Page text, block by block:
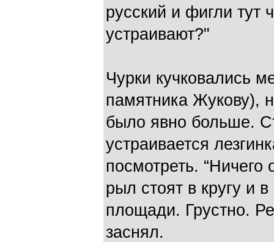
русский и фигли тут
устраивают?"
Чурки кучковались
памятника Жукову),
было явно больше.
устраивается
посмотреть. “Ничего
рыл стоят в кругу и
площади. Грустно.
заснял.